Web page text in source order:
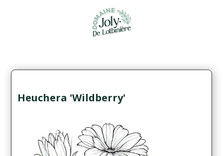
Heuchera 'Wildberry'